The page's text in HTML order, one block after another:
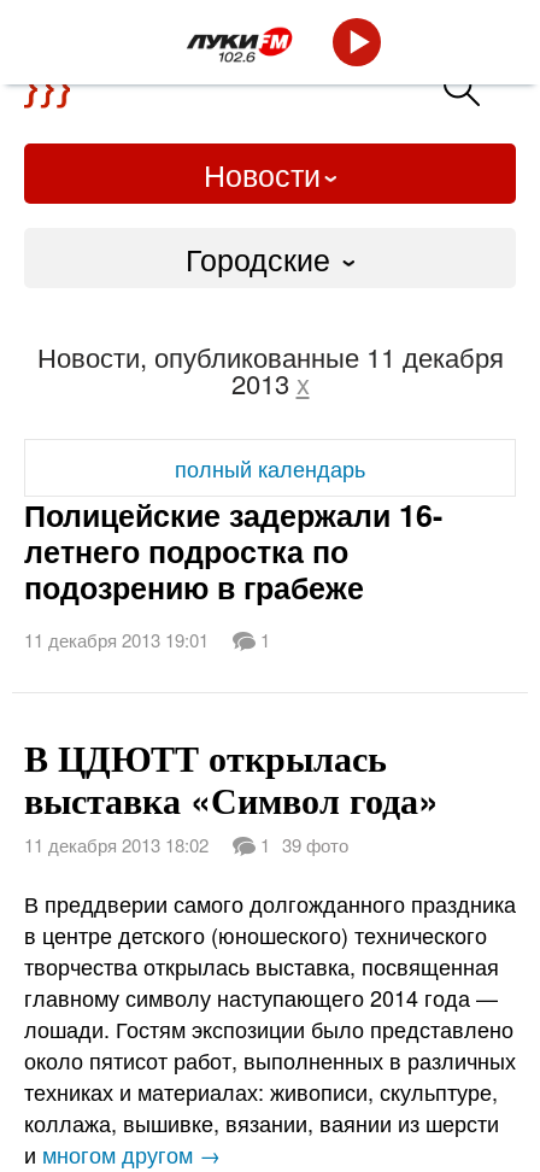
Новости
Городские
Слово Дело
Народные
ВТРК
Новости, опубликованные 11 декабря
2013 x
полный календарь
Полицейские задержали 16-
летнего подростка по
подозрению в грабеже
11 декабря 2013 19:01 1
В ЦДЮТТ открылась
выставка «Символ года»
11 декабря 2013 18:02 1 39 фото
В преддверии самого долгожданного праздника
в центре детского (юношеского) технического
творчества открылась выставка, посвященная
главному символу наступающего 2014 года —
лошади. Гостям экспозиции было представлено
около пятисот работ, выполненных в различных
техниках и материалах: живописи, скульптуре,
коллажа, вышивке, вязании, ваянии из шерсти
и многом другом →